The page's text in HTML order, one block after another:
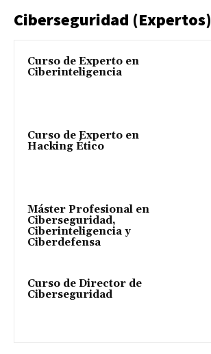
Ciberseguridad (Expertos)
Curso de Experto en
Ciberinteligencia
Curso de Experto en
Hacking Ético
Máster Profesional en
Ciberseguridad,
Ciberinteligencia y
Ciberdefensa
Curso de Director de
Ciberseguridad